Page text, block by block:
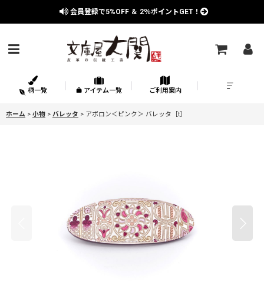
会員登録で5%OFF ＆ 2％ポイントGET！
柄一覧 アイテム一覧 ご利用案内
ホーム > 小物 > バレッタ > アポロン＜ピンク＞ バレッタ［t］